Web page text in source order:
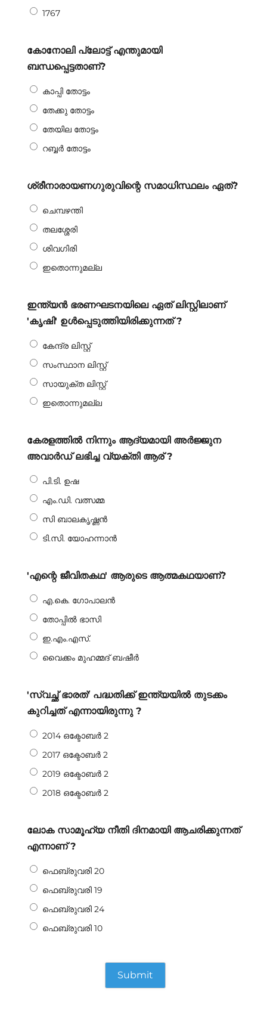
1767
കോനോലി പ്ലോട്ട് എന്തുമായി
ബന്ധപ്പെട്ടതാണ്?
കാപ്പി തോട്ടം
തേക്കു തോട്ടം
തേയില തോട്ടം
റബ്ബർ തോട്ടം
ശ്രീനാരായണഗുരുവിന്റെ സമാധിസ്ഥലം ഏത്?
ചെമ്പഴന്തി
തലശ്ശേരി
ശിവഗിരി
ഇതൊന്നുമല്ല
ഇന്ത്യൻ ഭരണഘടനയിലെ ഏത് ലിസ്റ്റിലാണ്
'കൃഷി' ഉൾപ്പെടുത്തിയിരിക്കുന്നത് ?
കേന്ദ്ര ലിസ്റ്റ്
സംസ്ഥാന ലിസ്റ്റ്
സായുക്ത ലിസ്റ്റ്
ഇതൊന്നുമല്ല
കേരളത്തിൽ നിന്നും ആദ്യമായി അർജ്ജുന
അവാർഡ് ലഭിച്ച വ്യക്തി ആര് ?
പി.ടി. ഉഷ
എം.ഡി. വത്സമ്മ
സി ബാലകൃഷ്ണൻ
ടി.സി. യോഹന്നാൻ
'എന്റെ ജീവിതകഥ' ആരുടെ ആത്മകഥയാണ്?
എ.കെ. ഗോപാലൻ
തോപ്പിൽ ഭാസി
ഇ.എം.എസ്.
വൈക്കം മുഹമ്മദ് ബഷീർ
'സ്വച്ഛ് ഭാരത്' പദ്ധതിക്ക് ഇന്ത്യയിൽ തുടക്കം
കുറിച്ചത് എന്നായിരുന്നു ?
2014 ഒക്ടോബർ 2
2017 ഒക്ടോബർ 2
2019 ഒക്ടോബർ 2
2018 ഒക്ടോബർ 2
ലോക സാമൂഹ്യ നീതി ദിനമായി ആചരിക്കുന്നത്
എന്നാണ് ?
ഫെബ്രുവരി 20
ഫെബ്രുവരി 19
ഫെബ്രുവരി 24
ഫെബ്രുവരി 10